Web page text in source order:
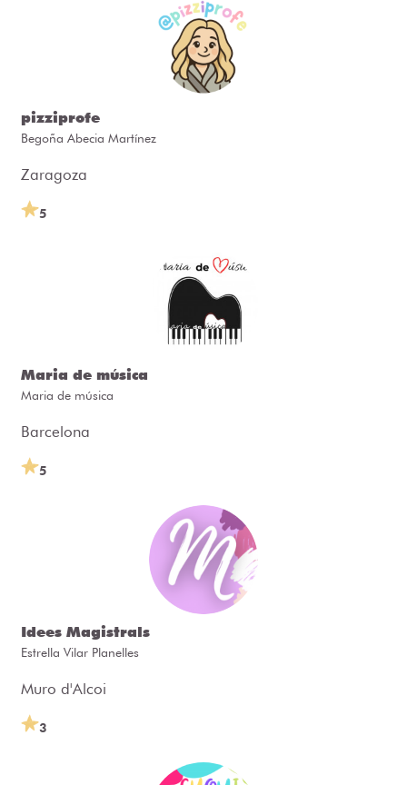
pizziprofe
Begoña Abecia Martínez
Zaragoza
5
Maria de música
Maria de música
Barcelona
5
Idees Magistrals
Estrella Vilar Planelles
Muro d'Alcoi
3